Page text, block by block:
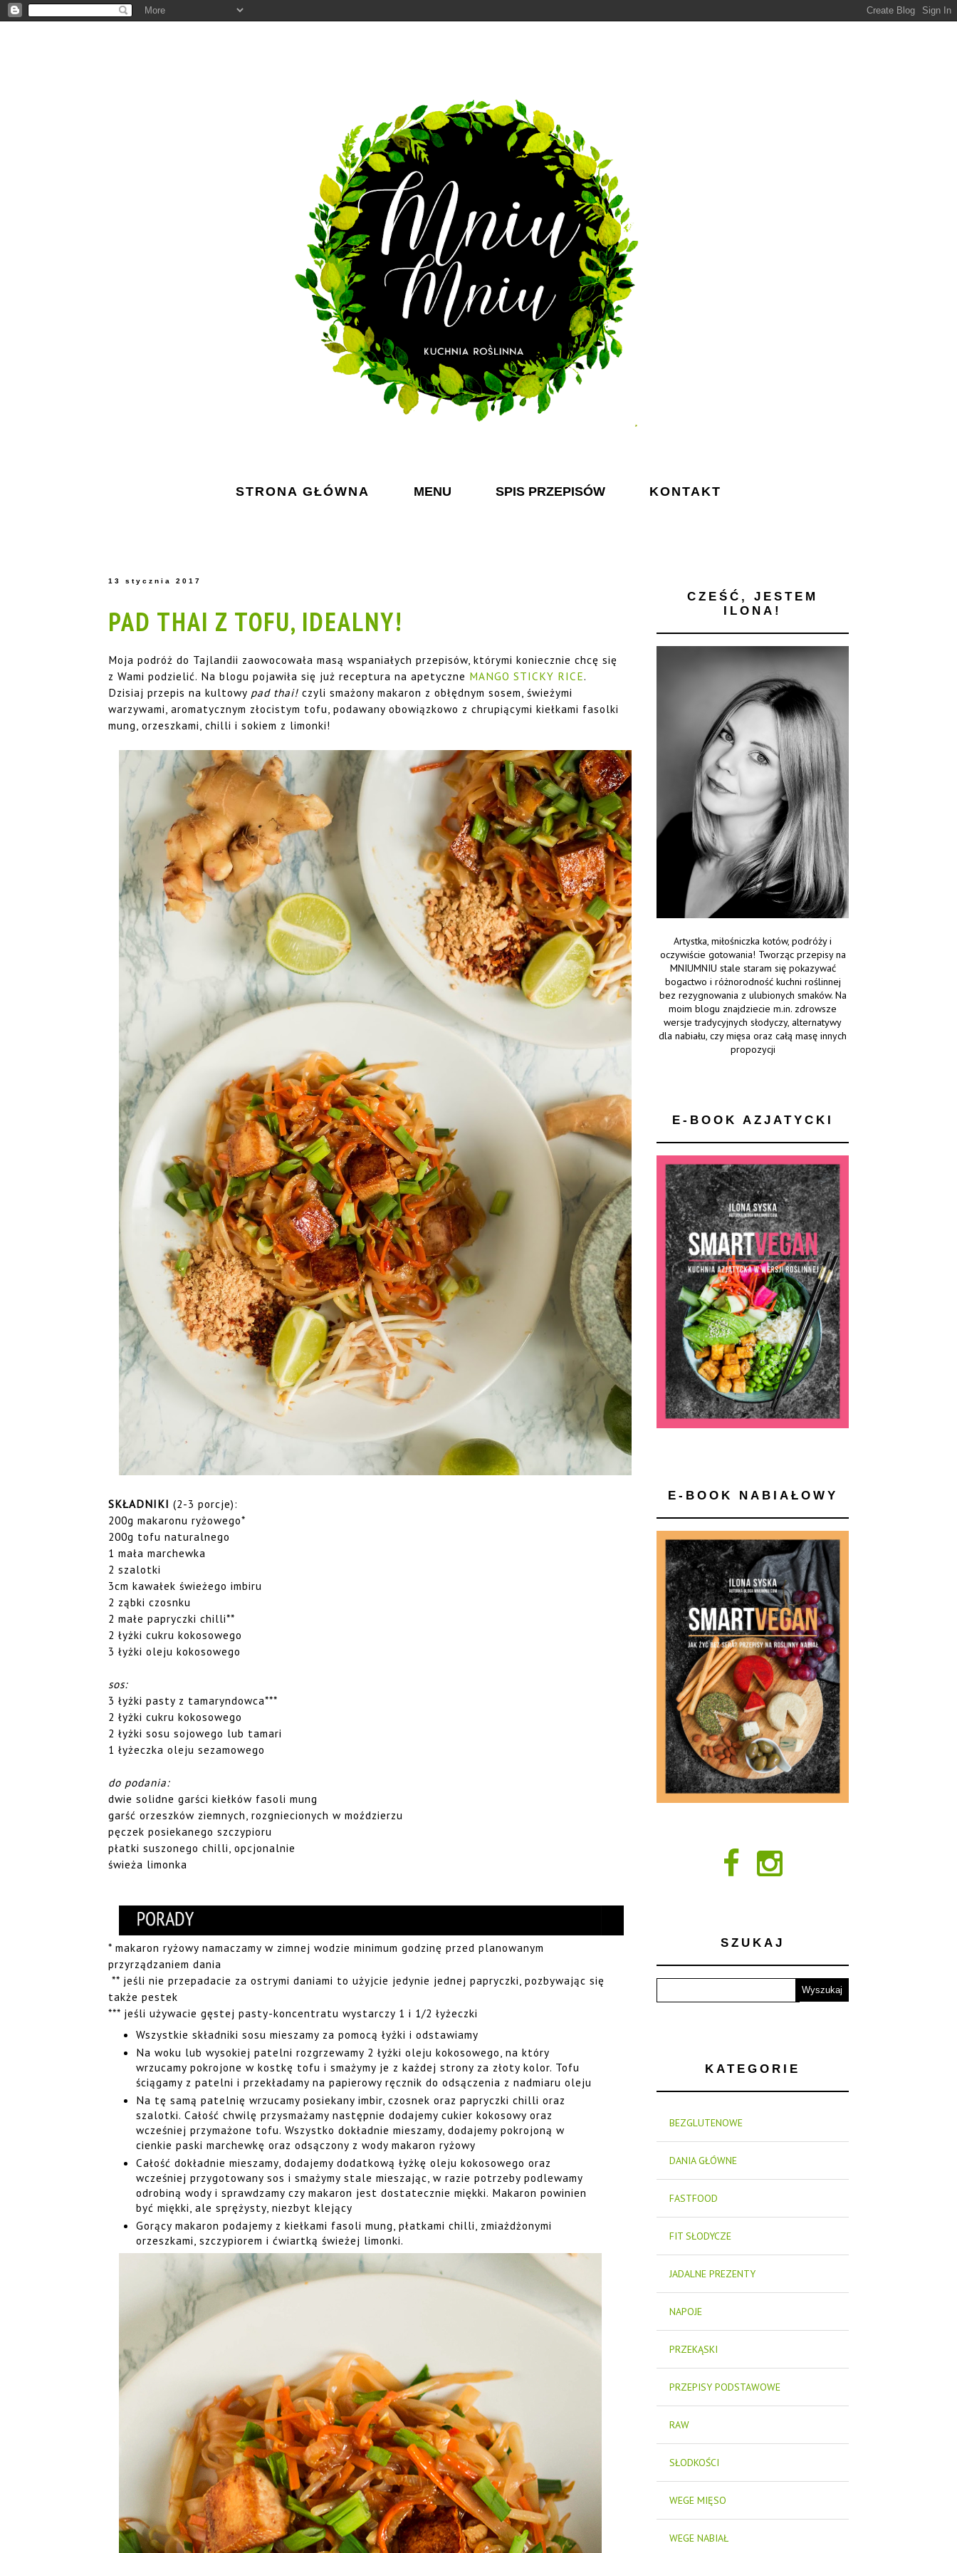
STRONA GŁÓWNA MENU SPIS PRZEPISÓW KONTAKT
13 stycznia 2017
PAD THAI Z TOFU, IDEALNY!
Moja podróż do Tajlandii zaowocowała masą wspaniałych przepisów, którymi koniecznie chcę się
z Wami podzielić. Na blogu pojawiła się już receptura na apetyczne MANGO STICKY RICE.
Dzisiaj przepis na kultowy pad thai! czyli smażony makaron z obłędnym sosem, świeżymi
warzywami, aromatycznym złocistym tofu, podawany obowiązkowo z chrupiącymi kiełkami fasolki
mung, orzeszkami, chilli i sokiem z limonki!
SKŁADNIKI (2-3 porcje):
200g makaronu ryżowego*
200g tofu naturalnego
1 mała marchewka
2 szalotki
3cm kawałek świeżego imbiru
2 ząbki czosnku
2 małe papryczki chilli**
2 łyżki cukru kokosowego
3 łyżki oleju kokosowego
sos:
3 łyżki pasty z tamaryndowca***
2 łyżki cukru kokosowego
2 łyżki sosu sojowego lub tamari
1 łyżeczka oleju sezamowego
do podania:
dwie solidne garści kiełków fasoli mung
garść orzeszków ziemnych, rozgniecionych w moździerzu
pęczek posiekanego szczypioru
płatki suszonego chilli, opcjonalnie
świeża limonka
* makaron ryżowy namaczamy w zimnej wodzie minimum godzinę przed planowanym
przyrządzaniem dania
** jeśli nie przepadacie za ostrymi daniami to użyjcie jedynie jednej papryczki, pozbywając się
także pestek
*** jeśli używacie gęstej pasty-koncentratu wystarczy 1 i 1/2 łyżeczki
Wszystkie składniki sosu mieszamy za pomocą łyżki i odstawiamy
Na woku lub wysokiej patelni rozgrzewamy 2 łyżki oleju kokosowego, na który
wrzucamy pokrojone w kostkę tofu i smażymy je z każdej strony za złoty kolor. Tofu
ściągamy z patelni i przekładamy na papierowy ręcznik do odsączenia z nadmiaru oleju
Na tę samą patelnię wrzucamy posiekany imbir, czosnek oraz papryczki chilli oraz
szalotki. Całość chwilę przysmażamy następnie dodajemy cukier kokosowy oraz
wcześniej przymażone tofu. Wszystko dokładnie mieszamy, dodajemy pokrojoną w
cienkie paski marchewkę oraz odsączony z wody makaron ryżowy
Całość dokładnie mieszamy, dodajemy dodatkową łyżkę oleju kokosowego oraz
wcześniej przygotowany sos i smażymy stale mieszając, w razie potrzeby podlewamy
odrobiną wody i sprawdzamy czy makaron jest dostatecznie miękki. Makaron powinien
być miękki, ale sprężysty, niezbyt klejący
Gorący makaron podajemy z kiełkami fasoli mung, płatkami chilli, zmiażdżonymi
orzeszkami, szczypiorem i ćwiartką świeżej limonki.
CZEŚĆ, JESTEM
ILONA!
Artystka, miłośniczka kotów, podróży i
oczywiście gotowania! Tworząc przepisy na
MNIUMNIU stale staram się pokazywać
bogactwo i różnorodność kuchni roślinnej
bez rezygnowania z ulubionych smaków. Na
moim blogu znajdziecie m.in. zdrowsze
wersje tradycyjnych słodyczy, alternatywy
dla nabiału, czy mięsa oraz całą masę innych
propozycji
E-BOOK AZJATYCKI
E-BOOK NABIAŁOWY
SZUKAJ
KATEGORIE
BEZGLUTENOWE
DANIA GŁÓWNE
FASTFOOD
FIT SŁODYCZE
JADALNE PREZENTY
NAPOJE
PRZEKĄSKI
PRZEPISY PODSTAWOWE
RAW
SŁODKOŚCI
WEGE MIĘSO
WEGE NABIAŁ